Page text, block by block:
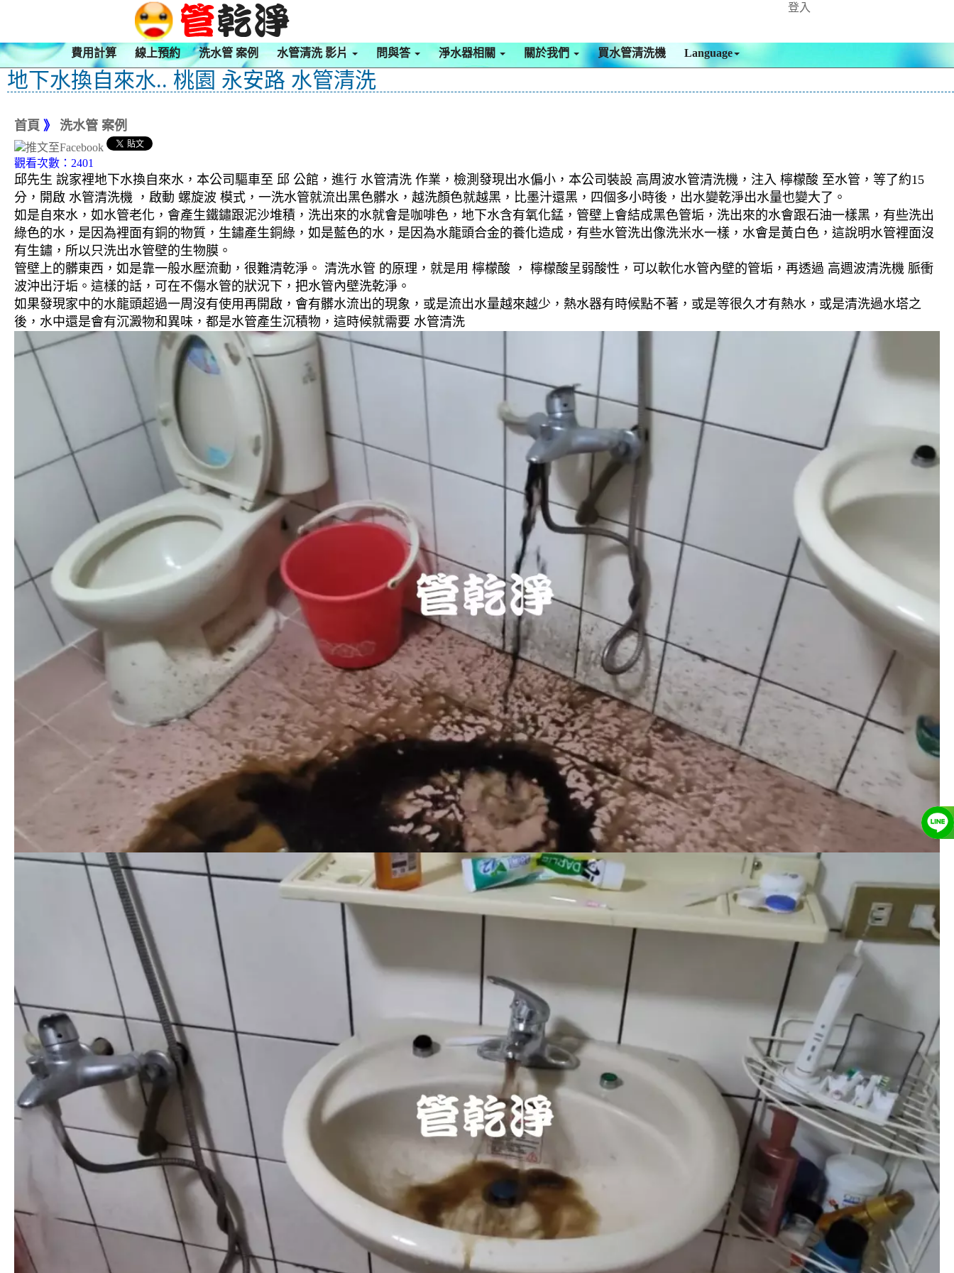
登入
費用計算 線上預約 洗水管 案例 水管清洗 影片 問與答 淨水器相關 關於我們 買水管清洗機 Language
地下水換自來水.. 桃園 永安路 水管清洗
首頁 》 洗水管 案例
觀看次數：2401
邱先生 說家裡地下水換自來水，本公司驅車至 邱 公館，進行 水管清洗 作業，檢測發現出水偏小，本公司裝設 高周波水管清洗機，注入 檸檬酸 至水管，等了約15
分，開啟 水管清洗機 ，啟動 螺旋波 模式，一洗水管就流出黑色髒水，越洗顏色就越黑，比墨汁還黑，四個多小時後，出水變乾淨出水量也變大了。
如是自來水，如水管老化，會產生鐵鏽跟泥沙堆積，洗出來的水就會是咖啡色，地下水含有氧化錳，管壁上會結成黑色管垢，洗出來的水會跟石油一樣黑，有些洗出
綠色的水，是因為裡面有銅的物質，生鏽產生銅綠，如是藍色的水，是因為水龍頭合金的養化造成，有些水管洗出像洗米水一樣，水會是黃白色，這說明水管裡面沒
有生鏽，所以只洗出水管壁的生物膜。
管壁上的髒東西，如是靠一般水壓流動，很難清乾淨。 清洗水管 的原理，就是用 檸檬酸 ， 檸檬酸呈弱酸性，可以軟化水管內壁的管垢，再透過 高週波清洗機 脈衝
波沖出汙垢。這樣的話，可在不傷水管的狀況下，把水管內壁洗乾淨。
如果發現家中的水龍頭超過一周沒有使用再開啟，會有髒水流出的現象，或是流出水量越來越少，熱水器有時候點不著，或是等很久才有熱水，或是清洗過水塔之
後，水中還是會有沉澱物和異味，都是水管產生沉積物，這時候就需要 水管清洗